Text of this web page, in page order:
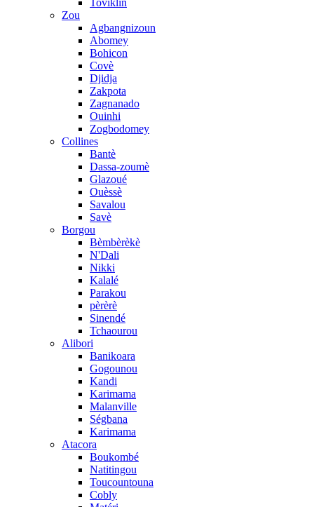
Zou
Agbangnizoun
Abomey
Bohicon
Covè
Djidja
Zakpota
Zagnanado
Ouinhi
Zogbodomey
Collines
Bantè
Dassa-zoumè
Glazoué
Ouèssè
Savalou
Savè
Borgou
Bèmbèrèkè
N'Dali
Nikki
Kalalé
Parakou
pèrèrè
Sinendé
Tchaourou
Alibori
Banikoara
Gogounou
Kandi
Karimama
Malanville
Ségbana
Karimama
Atacora
Boukombé
Natitingou
Toucountouna
Cobly